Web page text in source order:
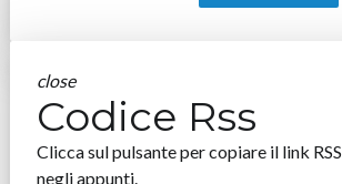
close
Codice Rss
Clicca sul pulsante per copiare il link RSS
negli appunti.